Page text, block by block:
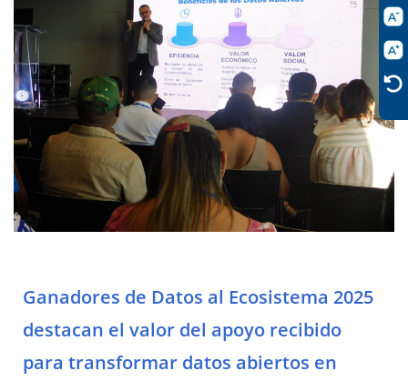
Ganadores de Datos al Ecosistema 2025
destacan el valor del apoyo recibido
para transformar datos abiertos en